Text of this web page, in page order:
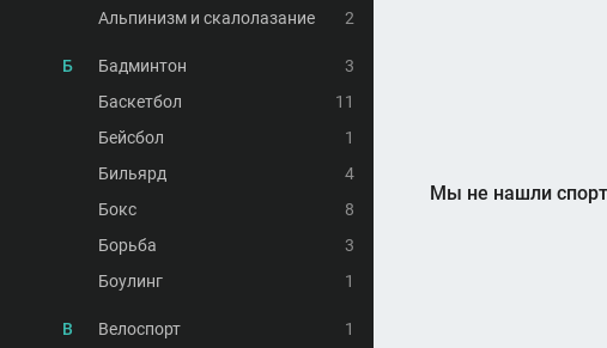
Альпинизм и скалолазание
2
Б Бадминтон
3
Баскетбол
11
Бейсбол
1
Бильярд
4
Бокс
8
Борьба
3
Боулинг
1
В Велоспорт
1
Мы не нашли